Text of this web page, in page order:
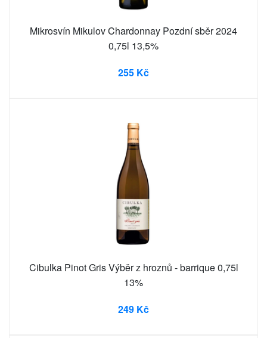
Mikrosvín Mikulov Chardonnay Pozdní sběr 2024
0,75l 13,5%
255 Kč
Cibulka Pinot Gris Výběr z hroznů - barrique 0,75l
13%
249 Kč